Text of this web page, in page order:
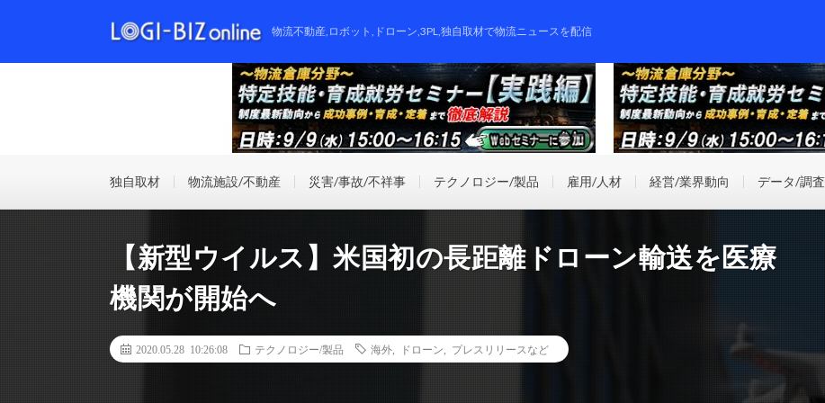
物流不動産,ロボット,ドローン,3PL,独自取材で物流ニュースを配信
独自取材 物流施設/不動産 災害/事故/不祥事 テクノロジー/製品 雇用/人材 経営/業界動向 データ/調査
【新型ウイルス】米国初の長距離ドローン輸送を医療
機関が開始へ
2020.05.28 10:26:08 テクノロジー/製品 海外 ドローン プレスリリースなど